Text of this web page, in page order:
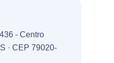
- Centro
· CEP 79020-